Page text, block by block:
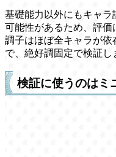
基礎能力以外にもキャラ
可能性があるため、評価
調子はほぼ全キャラが
で、絶好調固定で検証し
検証に使うのはミ